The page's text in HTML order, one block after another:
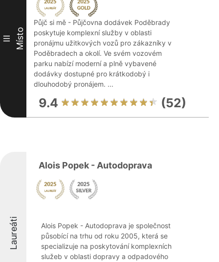
III Místo
Půjč si mě - Půjčovna dodávek Poděbrady
poskytuje komplexní služby v oblasti
pronájmu užitkových vozů pro zákazníky v
Poděbradech a okolí. Ve svém vozovém
parku nabízí moderní a plně vybavené
dodávky dostupné pro krátkodobý i
dlouhodobý pronájem. ...
9.4 (52)
Laureáti
Alois Popek - Autodoprava
Alois Popek - Autodoprava je společnost
působící na trhu od roku 2005, která se
specializuje na poskytování komplexních
služeb v oblasti dopravy a odpadového